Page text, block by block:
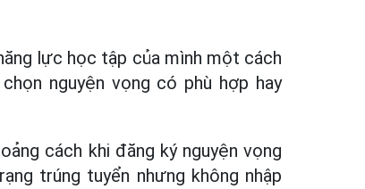
lực học tập của mình một cách
nguyện vọng có phù hợp hay
cách khi đăng ký nguyện vọng
trúng tuyển nhưng không nhập